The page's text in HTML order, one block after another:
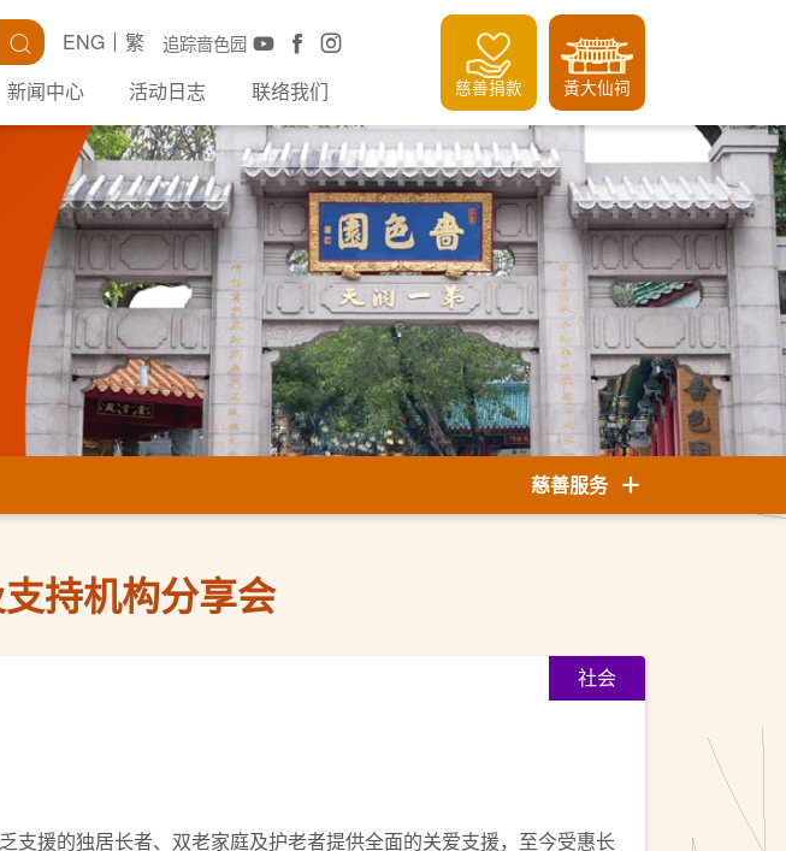
搜寻 追踪啬色园
ENG
繁
新闻中心 活动日志 联络我们 慈善捐款 黃大仙祠
慈善服务
持机构分享会
社会
援的独居长者、双老家庭及护老者提供全面的关爱支援，至今受惠长